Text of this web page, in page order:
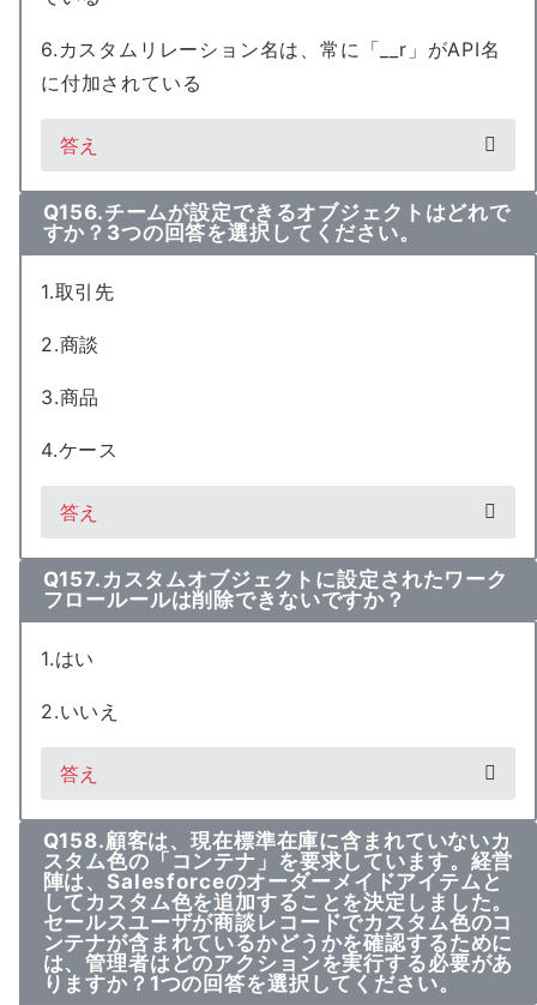
6.カスタムリレーション名は、常に「__r」がAPI名
に付加されている
答え
Q156.チームが設定できるオブジェクトはどれで
すか？3つの回答を選択してください。
1.取引先
2.商談
3.商品
4.ケース
答え
Q157.カスタムオブジェクトに設定されたワーク
フロールールは削除できないですか？
1.はい
2.いいえ
答え
Q158.顧客は、現在標準在庫に含まれていないカ
スタム色の「コンテナ」を要求しています。経営
陣は、Salesforceのオーダーメイドアイテムと
してカスタム色を追加することを決定しました。
セールスユーザが商談レコードでカスタム色のコ
ンテナが含まれているかどうかを確認するために
は、管理者はどのアクションを実行する必要があ
りますか？1つの回答を選択してください。